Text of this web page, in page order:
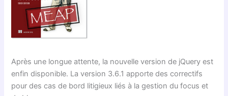
Après une longue attente, la nouvelle version de jQuery est
enfin disponible. La version 3.6.1 apporte des correctifs
pour des cas de bord litigieux liés à la gestion du focus et